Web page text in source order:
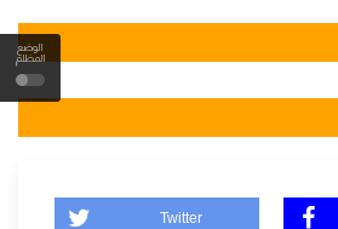
الوضع
المظلم
Twitter